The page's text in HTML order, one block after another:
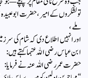
تو لشکروں کے امیر، حضرت ابو
ملے،
اور انہیں اطلاع دی کہ شام کی
ابن عباس رضی اللہ عنہما کہتے ہیں:
حضرت عمر رضی اللہ عنہ نے فرمایا: